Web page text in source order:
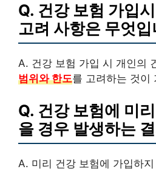
Q. 건강 보험 가입
고려 사항은 무엇
A. 건강 보험 가입 시 개인의
범위와 한도를 고려하는 것이
Q. 건강 보험에 미
을 경우 발생하는
A. 미리 건강 보험에 가입하